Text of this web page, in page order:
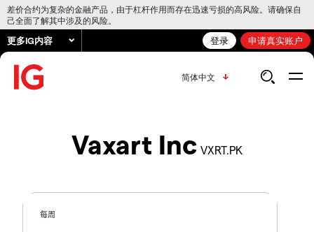
差价合约为复杂的金融产品，由于杠杆作用而存在迅速亏损的高风险。请确保自
己全面了解其中涉及的风险。
更多IG内容 登录 申请真实账户
简体中文
Vaxart Inc VXRT.PK
每周